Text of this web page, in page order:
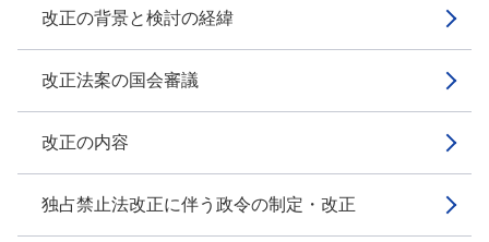
改正の背景と検討の経緯
改正法案の国会審議
改正の内容
独占禁止法改正に伴う政令の制定・改正